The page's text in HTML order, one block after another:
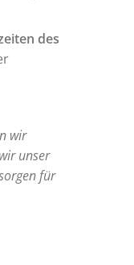
des
wir
unser
für